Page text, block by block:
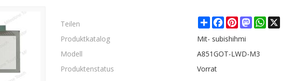
Teilen ShareFacebook
PinterestMastodonWhatsApp
Produktkatalog
Mit- subishihmi
Modell
A851GOT-LWD-M3
Produktenstatus
Vorrat